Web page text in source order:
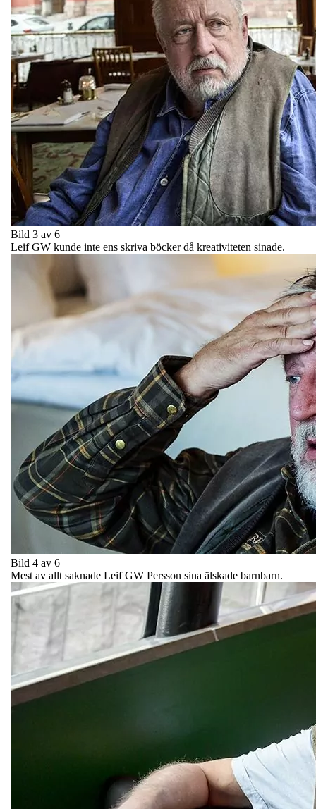
Bild 3 av 6
Leif GW kunde inte ens skriva böcker då kreativiteten sinade.
Bild 4 av 6
Mest av allt saknade Leif GW Persson sina älskade barnbarn.